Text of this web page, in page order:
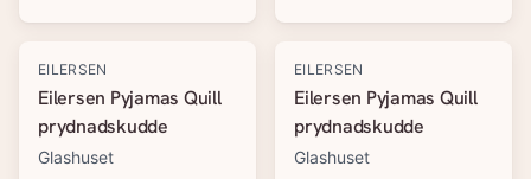
EILERSEN
Eilersen Pyjamas Quill
prydnadskudde
Glashuset
EILERSEN
Eilersen Pyjamas Quill
prydnadskudde
Glashuset